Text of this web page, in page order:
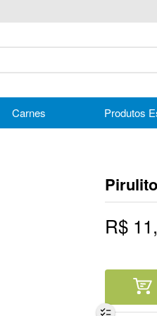
Carnes Produtos
R$ 11